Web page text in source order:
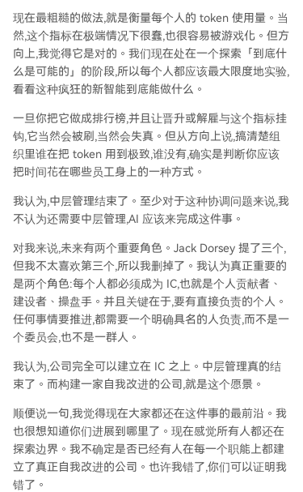
现在最粗糙的做法,就是衡量每个人的 token 使用量。当
然,这个指标在极端情况下很蠢,也很容易被游戏化。但方
向上,我觉得它是对的。我们现在处在一个探索「到底什
么是可能的」的阶段,所以每个人都应该最大限度地实验,
看看这种疯狂的新智能到底能做什么。
一旦你把它做成排行榜,并且让晋升或解雇与这个指标挂
钩,它当然会被刷,当然会失真。但从方向上说,搞清楚组
织里谁在把 token 用到极致,谁没有,确实是判断你应该
把时间花在哪些员工身上的一种方式。
我认为,中层管理结束了。至少对于这种协调问题来说,我
不认为还需要中层管理,AI 应该来完成这件事。
对我来说,未来有两个重要角色。Jack Dorsey 提了三个,
但我不太喜欢第三个,所以我删掉了。我认为真正重要的
是两个角色:每个人都必须成为 IC,也就是个人贡献者、
建设者、操盘手。并且关键在于,要有直接负责的个人。
任何事情要推进,都需要一个明确具名的人负责,而不是一
个委员会,也不是一群人。
我认为,公司完全可以建立在 IC 之上。中层管理真的结
束了。而构建一家自我改进的公司,就是这个愿景。
顺便说一句,我觉得现在大家都还在这件事的最前沿。我
也很想知道你们进展到哪里了。现在感觉所有人都还在
探索边界。我不确定是否已经有人在每一个职能上都建
立了真正自我改进的公司。也许我错了,你们可以证明我
错了。